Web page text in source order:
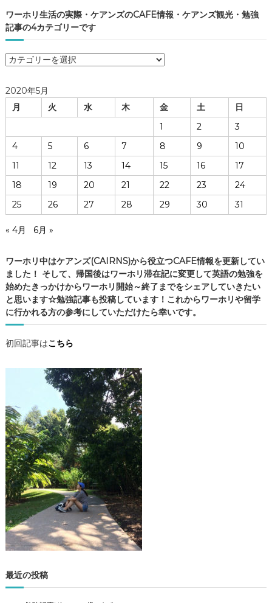
ワーホリ生活の実際・ケアンズのCAFE情報・ケアンズ観光・勉強
記事の4カテゴリーです
ワ
リ
生
の
実
際
・
ア
A
F
E
情
報
・
ケ
光
・
勉
強
記
事
の
4
カ
テ
ゴ
リ
で
す
2020年5月
月
火 水 木 金 土
日
1
2
3
4
5 6 7 8 9
10
11
12 13 14 15 16
17
18
19 20 21 22 23
24
25
26 27 28 29 30 31
« 4月 6月 »
ワーホリ中はケアンズ(CAIRNS)から役立つCAFE情報を更新してい
ました！ そして、帰国後はワーホリ滞在記に変更して英語の勉強を
始めたきっかけからワーホリ開始～終了までをシェアしていきたい
と思います☆勉強記事も投稿しています！これからワーホリや留学
に行かれる方の参考にしていただけたら幸いです。
初回記事はこちら
最近の投稿